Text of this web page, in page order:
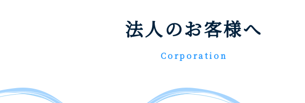
法人のお客様へ
Corporation